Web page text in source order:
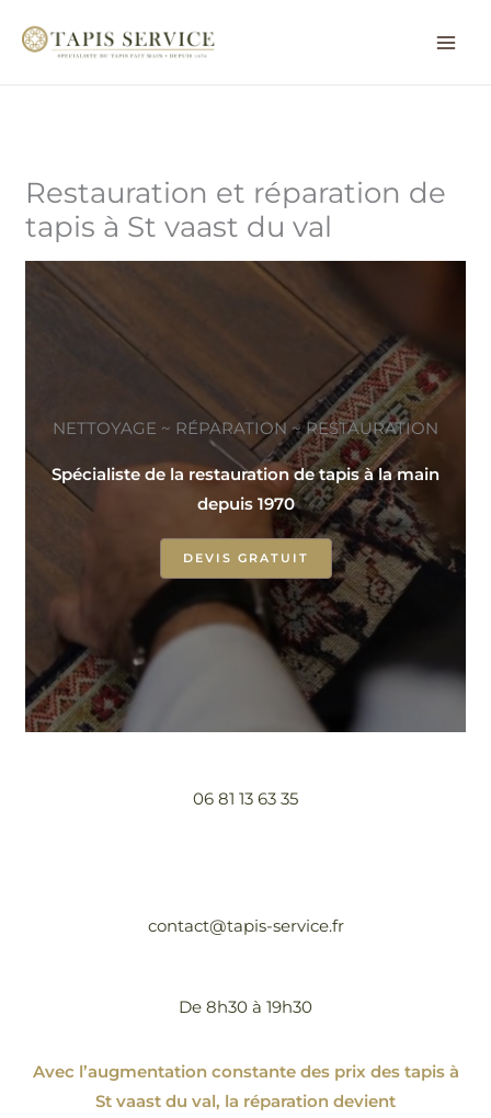
Restauration et réparation de
tapis à St vaast du val
NETTOYAGE ~ RÉPARATION ~ RESTAURATION
Spécialiste de la restauration de tapis à la main
depuis 1970
DEVIS GRATUIT
06 81 13 63 35
contact@tapis-service.fr
De 8h30 à 19h30
Avec l’augmentation constante des prix des tapis à
St vaast du val, la réparation devient